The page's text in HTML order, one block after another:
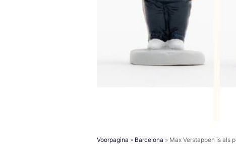
Voorpagina » Barcelona » Max Verstappen is als